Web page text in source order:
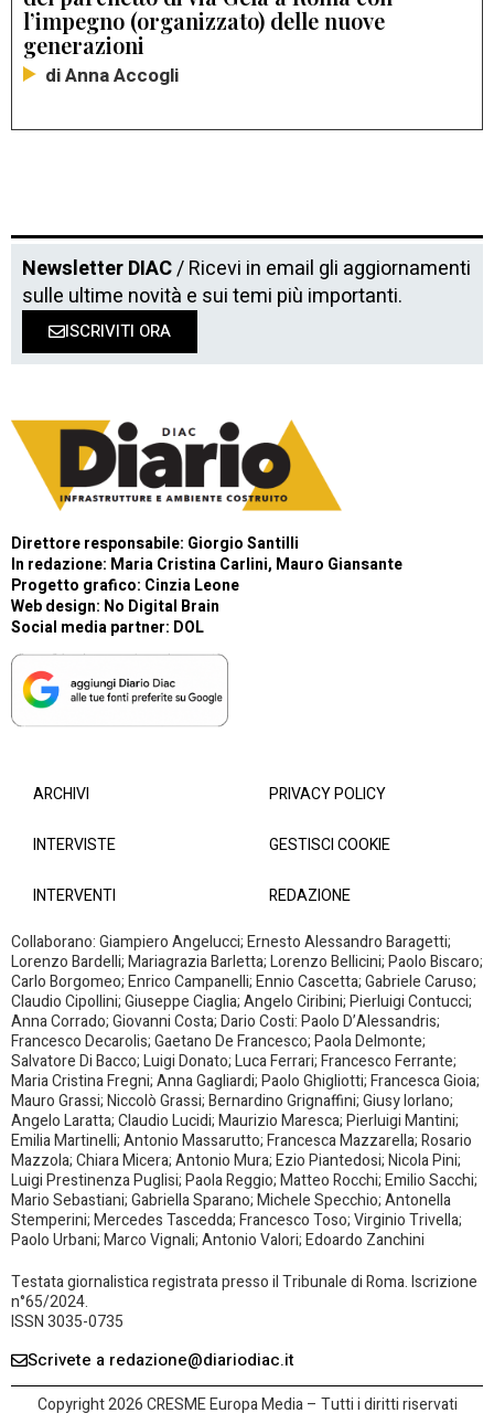
l’impegno (organizzato) delle nuove
generazioni
di Anna Accogli
Newsletter DIAC/ Ricevi in email gli aggiornamenti
sulle ultime novità e sui temi più importanti.
ISCRIVITI ORA
Direttore responsabile: Giorgio Santilli
In redazione: Maria Cristina Carlini, Mauro Giansante
Progetto grafico: Cinzia Leone
Web design: No Digital Brain
Social media partner: DOL
ARCHIVI
INTERVISTE
INTERVENTI
PRIVACY POLICY
GESTISCI COOKIE
REDAZIONE
Collaborano: Giampiero Angelucci; Ernesto Alessandro Baragetti;
Lorenzo Bardelli; Mariagrazia Barletta; Lorenzo Bellicini; Paolo Biscaro;
Carlo Borgomeo; Enrico Campanelli; Ennio Cascetta; Gabriele Caruso;
Claudio Cipollini; Giuseppe Ciaglia; Angelo Ciribini; Pierluigi Contucci;
Anna Corrado; Giovanni Costa; Dario Costi: Paolo D’Alessandris;
Francesco Decarolis; Gaetano De Francesco; Paola Delmonte;
Salvatore Di Bacco; Luigi Donato; Luca Ferrari; Francesco Ferrante;
Maria Cristina Fregni; Anna Gagliardi; Paolo Ghigliotti; Francesca Gioia;
Mauro Grassi; Niccolò Grassi; Bernardino Grignaffini; Giusy Iorlano;
Angelo Laratta; Claudio Lucidi; Maurizio Maresca; Pierluigi Mantini;
Emilia Martinelli; Antonio Massarutto; Francesca Mazzarella; Rosario
Mazzola; Chiara Micera; Antonio Mura; Ezio Piantedosi; Nicola Pini;
Luigi Prestinenza Puglisi; Paola Reggio; Matteo Rocchi; Emilio Sacchi;
Mario Sebastiani; Gabriella Sparano; Michele Specchio; Antonella
Stemperini; Mercedes Tascedda; Francesco Toso; Virginio Trivella;
Paolo Urbani; Marco Vignali; Antonio Valori; Edoardo Zanchini
Testata giornalistica registrata presso il Tribunale di Roma. Iscrizione
n°65/2024.
ISSN 3035-0735
Scrivete a redazione@diariodiac.it
Copyright 2026 CRESME Europa Media – Tutti i diritti riservati